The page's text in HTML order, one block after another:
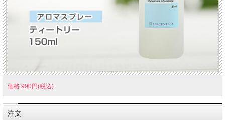
価格:990円(税込)
注文